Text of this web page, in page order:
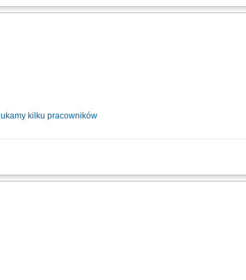
rozwiązań; Aktywne pozyskiwanie nowych klientów oraz
kilku pracowników
usług związanych z finansami, w tym szkoleń z zakresu